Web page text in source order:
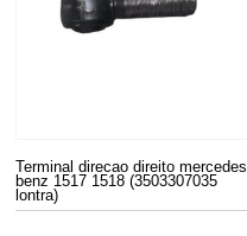
Terminal direcao direito mercedes
benz 1517 1518 (3503307035
lontra)